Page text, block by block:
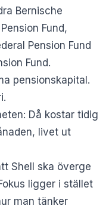
Bernische
Fund,
Pension Fund
Fund.
pensionskapital.
.
Då kostar tidig
livet ut
Shell ska överge
ligger i stället
man tänker